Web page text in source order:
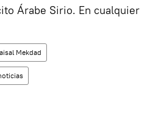
Árabe Sirio. En cualquier
Mekdad